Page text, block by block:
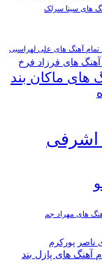
های سینا سرلک
تمام آهنگ های علی لهراسبی
آهنگ های فرزاد فرخ
های ماکان بند
اشرفی
های مهراد جم
ناصر پورکرم
آهنگ های پازل بند